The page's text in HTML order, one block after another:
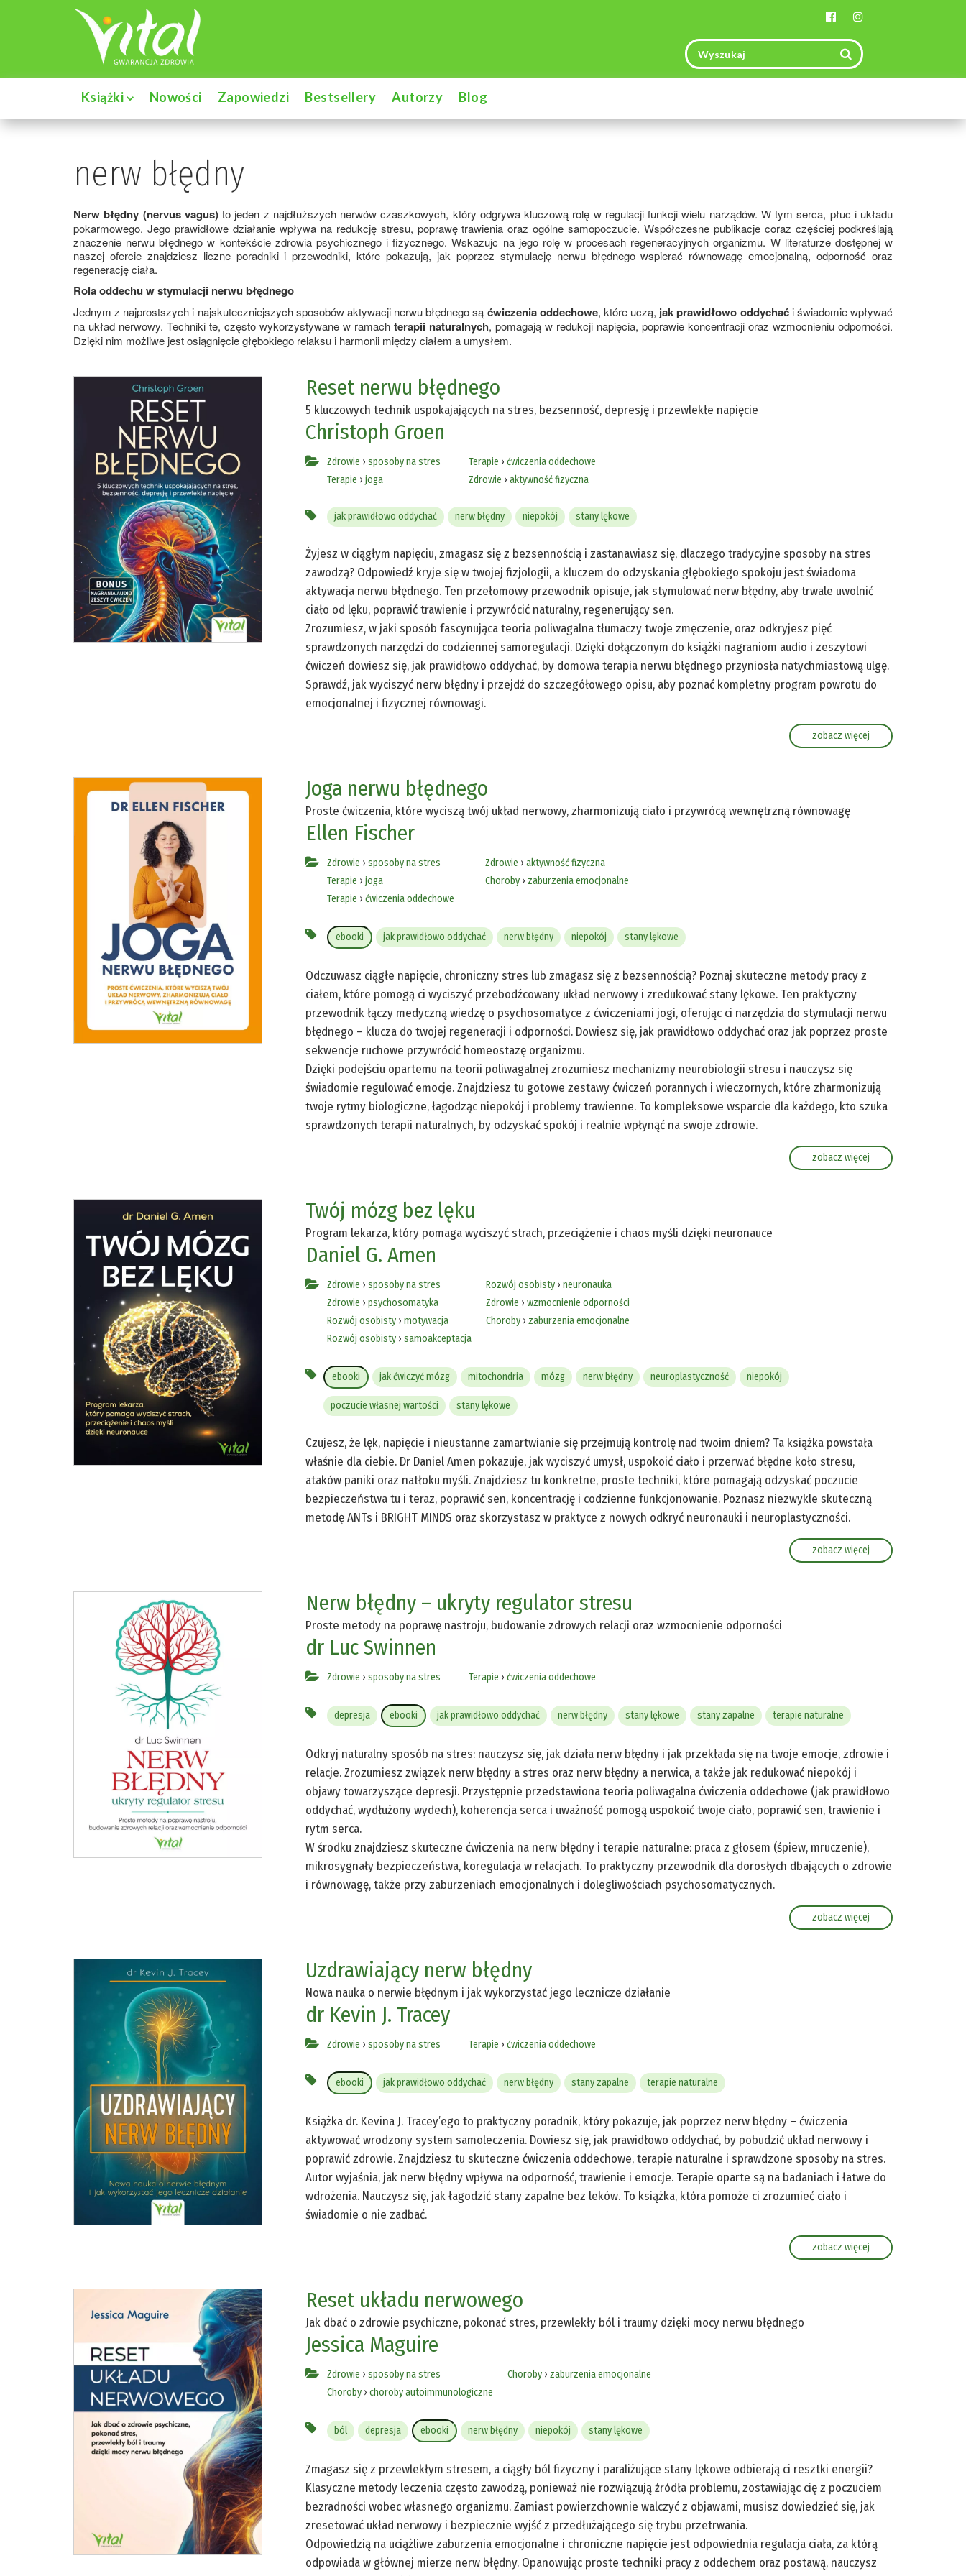
Książki Nowości Zapowiedzi Bestsellery Autorzy Blog
nerw błędny
Nerw błędny (nervus vagus) to jeden z najdłuższych nerwów czaszkowych, który odgrywa kluczową rolę w regulacji funkcji wielu narządów. W tym serca, płuc i układu
pokarmowego. Jego prawidłowe działanie wpływa na redukcję stresu, poprawę trawienia oraz ogólne samopoczucie. Współczesne publikacje coraz częściej podkreślają
znaczenie nerwu błędnego w kontekście zdrowia psychicznego i fizycznego. Wskazujc na jego rolę w procesach regeneracyjnych organizmu. W literaturze dostępnej w
naszej ofercie znajdziesz liczne poradniki i przewodniki, które pokazują, jak poprzez stymulację nerwu błędnego wspierać równowagę emocjonalną, odporność oraz
regenerację ciała.
Rola oddechu w stymulacji nerwu błędnego
Jednym z najprostszych i najskuteczniejszych sposobów aktywacji nerwu błędnego są ćwiczenia oddechowe, które uczą, jak prawidłowo oddychaći świadomie wpływać
na układ nerwowy. Techniki te, często wykorzystywane w ramach terapii naturalnych, pomagają w redukcji napięcia, poprawie koncentracji oraz wzmocnieniu odporności.
Dzięki nim możliwe jest osiągnięcie głębokiego relaksu i harmonii między ciałem a umysłem.
Reset nerwu błędnego
5 kluczowych technik uspokajających na stres, bezsenność, depresję i przewlekłe napięcie
Christoph Groen
Zdrowie › sposoby na stres
Terapie › joga
Terapie › ćwiczenia oddechowe
Zdrowie › aktywność fizyczna
jak prawidłowo oddychać nerw błędny niepokój stany lękowe
Żyjesz w ciągłym napięciu, zmagasz się z bezsennością i zastanawiasz się, dlaczego tradycyjne sposoby na stres
zawodzą? Odpowiedź kryje się w twojej fizjologii, a kluczem do odzyskania głębokiego spokoju jest świadoma
aktywacja nerwu błędnego. Ten przełomowy przewodnik opisuje, jak stymulować nerw błędny, aby trwale uwolnić
ciało od lęku, poprawić trawienie i przywrócić naturalny, regenerujący sen.
Zrozumiesz, w jaki sposób fascynująca teoria poliwagalna tłumaczy twoje zmęczenie, oraz odkryjesz pięć
sprawdzonych narzędzi do codziennej samoregulacji. Dzięki dołączonym do książki nagraniom audio i zeszytowi
ćwiczeń dowiesz się, jak prawidłowo oddychać, by domowa terapia nerwu błędnego przyniosła natychmiastową ulgę.
Sprawdź, jak wyciszyć nerw błędny i przejdź do szczegółowego opisu, aby poznać kompletny program powrotu do
emocjonalnej i fizycznej równowagi.
zobacz więcej
Joga nerwu błędnego
Proste ćwiczenia, które wyciszą twój układ nerwowy, zharmonizują ciało i przywrócą wewnętrzną równowagę
Ellen Fischer
Zdrowie › sposoby na stres
Terapie › joga
Terapie › ćwiczenia oddechowe
Zdrowie › aktywność fizyczna
Choroby› zaburzenia emocjonalne
ebooki jak prawidłowo oddychać nerw błędny niepokój stany lękowe
Odczuwasz ciągłe napięcie, chroniczny stres lub zmagasz się z bezsennością? Poznaj skuteczne metody pracy z
ciałem, które pomogą ci wyciszyć przebodźcowany układ nerwowy i zredukować stany lękowe. Ten praktyczny
przewodnik łączy medyczną wiedzę o psychosomatyce z ćwiczeniami jogi, oferując ci narzędzia do stymulacji nerwu
błędnego – klucza do twojej regeneracji i odporności. Dowiesz się, jak prawidłowo oddychać oraz jak poprzez proste
sekwencje ruchowe przywrócić homeostazę organizmu.
Dzięki podejściu opartemu na teorii poliwagalnej zrozumiesz mechanizmy neurobiologii stresu i nauczysz się
świadomie regulować emocje. Znajdziesz tu gotowe zestawy ćwiczeń porannych i wieczornych, które zharmonizują
twoje rytmy biologiczne, łagodząc niepokój i problemy trawienne. To kompleksowe wsparcie dla każdego, kto szuka
sprawdzonych terapii naturalnych, by odzyskać spokój i realnie wpłynąć na swoje zdrowie.
zobacz więcej
Twój mózg bez lęku
Program lekarza, który pomaga wyciszyć strach, przeciążenie i chaos myśli dzięki neuronauce
Daniel G. Amen
Zdrowie › sposoby na stres
Zdrowie › psychosomatyka
Rozwój osobisty› motywacja
Rozwój osobisty› samoakceptacja
Rozwój osobisty› neuronauka
Zdrowie › wzmocnienie odporności
Choroby› zaburzenia emocjonalne
ebooki jak ćwiczyć mózg mitochondria mózg nerw błędny neuroplastyczność niepokój
poczucie własnej wartości stany lękowe
Czujesz, że lęk, napięcie i nieustanne zamartwianie się przejmują kontrolę nad twoim dniem? Ta książka powstała
właśnie dla ciebie. Dr Daniel Amen pokazuje, jak wyciszyć umysł, uspokoić ciało i przerwać błędne koło stresu,
ataków paniki oraz natłoku myśli. Znajdziesz tu konkretne, proste techniki, które pomagają odzyskać poczucie
bezpieczeństwa tu i teraz, poprawić sen, koncentrację i codzienne funkcjonowanie. Poznasz niezwykle skuteczną
metodę ANTs i BRIGHT MINDS oraz skorzystasz w praktyce z nowych odkryć neuronauki i neuroplastyczności.
zobacz więcej
Nerw błędny – ukryty regulator stresu
Proste metody na poprawę nastroju, budowanie zdrowych relacji oraz wzmocnienie odporności
dr Luc Swinnen
Zdrowie › sposoby na stres Terapie › ćwiczenia oddechowe
depresja ebooki jak prawidłowo oddychać nerw błędny stany lękowe stany zapalne terapie naturalne
Odkryj naturalny sposób na stres: nauczysz się, jak działa nerw błędny i jak przekłada się na twoje emocje, zdrowie i
relacje. Zrozumiesz związek nerw błędny a stres oraz nerw błędny a nerwica, a także jak redukować niepokój i
objawy towarzyszące depresji. Przystępnie przedstawiona teoria poliwagalna ćwiczenia oddechowe (jak prawidłowo
oddychać, wydłużony wydech), koherencja serca i uważność pomogą uspokoić twoje ciało, poprawić sen, trawienie i
rytm serca.
W środku znajdziesz skuteczne ćwiczenia na nerw błędny i terapie naturalne: praca z głosem (śpiew, mruczenie),
mikrosygnały bezpieczeństwa, koregulacja w relacjach. To praktyczny przewodnik dla dorosłych dbających o zdrowie
i równowagę, także przy zaburzeniach emocjonalnych i dolegliwościach psychosomatycznych.
zobacz więcej
Uzdrawiający nerw błędny
Nowa nauka o nerwie błędnym i jak wykorzystać jego lecznicze działanie
dr Kevin J. Tracey
Zdrowie › sposoby na stres Terapie › ćwiczenia oddechowe
ebooki jak prawidłowo oddychać nerw błędny stany zapalne terapie naturalne
Książka dr. Kevina J. Tracey’ego to praktyczny poradnik, który pokazuje, jak poprzez nerw błędny – ćwiczenia
aktywować wrodzony system samoleczenia. Dowiesz się, jak prawidłowo oddychać, by pobudzić układ nerwowy i
poprawić zdrowie. Znajdziesz tu skuteczne ćwiczenia oddechowe, terapie naturalne i sprawdzone sposoby na stres.
Autor wyjaśnia, jak nerw błędny wpływa na odporność, trawienie i emocje. Terapie oparte są na badaniach i łatwe do
wdrożenia. Nauczysz się, jak łagodzić stany zapalne bez leków. To książka, która pomoże ci zrozumieć ciało i
świadomie o nie zadbać.
zobacz więcej
Reset układu nerwowego
Jak dbać o zdrowie psychiczne, pokonać stres, przewlekły ból i traumy dzięki mocy nerwu błędnego
Jessica Maguire
Zdrowie › sposoby na stres
Choroby› choroby autoimmunologiczne
Choroby› zaburzenia emocjonalne
ból depresja ebooki nerw błędny niepokój stany lękowe
Zmagasz się z przewlekłym stresem, a ciągły ból fizyczny i paraliżujące stany lękowe odbierają ci resztki energii?
Klasyczne metody leczenia często zawodzą, ponieważ nie rozwiązują źródła problemu, zostawiając cię z poczuciem
bezradności wobec własnego organizmu. Zamiast powierzchownie walczyć z objawami, musisz dowiedzieć się, jak
zresetować układ nerwowy i bezpiecznie wyjść z przedłużającego się trybu przetrwania.
Odpowiedzią na uciążliwe zaburzenia emocjonalne i chroniczne napięcie jest odpowiednia regulacja ciała, za którą
odpowiada w głównej mierze nerw błędny. Opanowując proste techniki pracy z oddechem oraz postawą, nauczysz